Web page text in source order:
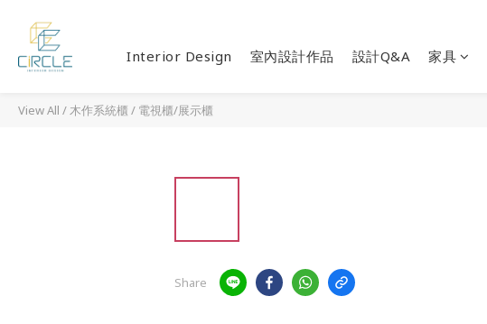
Interior Design 室內設計作品 設計Q&A 家具
View All /木作系統櫃 / 電視櫃/展示櫃
Share